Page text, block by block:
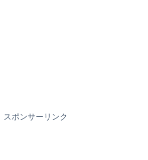
スポンサーリンク